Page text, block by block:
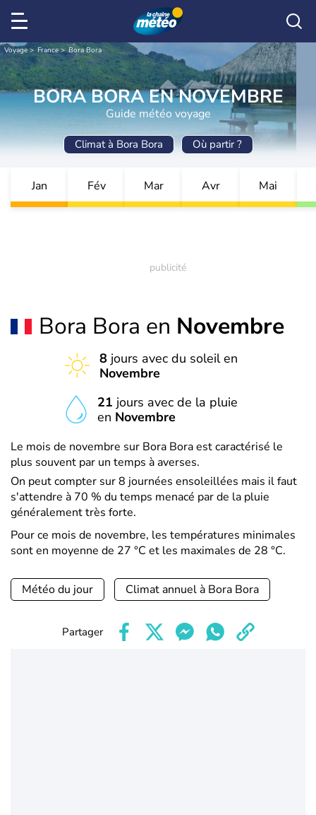
Voyage France Bora Bora
BORA BORA EN NOVEMBRE
Guide météo voyage
Climat à Bora Bora Où partir ?
Jan Fév Mar Avr Mai
Bora Bora en Novembre
8 jours avec du soleil en
Novembre
21 jours avec de la pluie
en Novembre
Le mois de novembre sur Bora Bora est caractérisé le
plus souvent par un temps à averses.
On peut compter sur 8 journées ensoleillées mais il faut
s'attendre à 70 % du temps menacé par de la pluie
généralement très forte.
Pour ce mois de novembre, les températures minimales
sont en moyenne de 27 °C et les maximales de 28 °C.
Météo du jour Climat annuel à Bora Bora
Partager